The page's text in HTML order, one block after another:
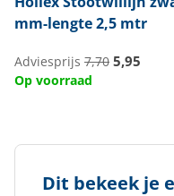
mm-lengte 2,5 mtr
Adviesprijs 7,70 5,95
Op voorraad
Dit bekeek je